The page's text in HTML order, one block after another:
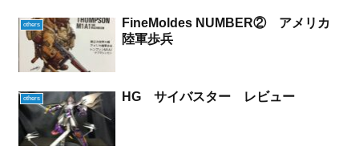
others
FineMoldes NUMBER② アメリカ
陸軍歩兵
others HG サイバスター レビュー